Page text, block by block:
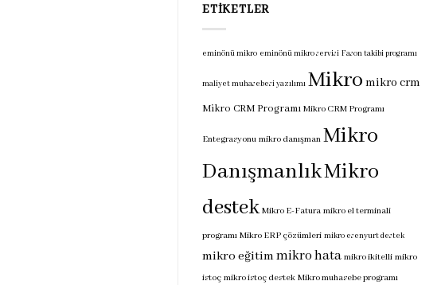
ETIKETLER
eminönü mikro eminönü mikro servisi Fason takibi programı
maliyet muhasebesi yazılımı Mikro mikro crm
Mikro CRM Programı Mikro CRM Programı
Entegrasyonu mikro danışman Mikro
DanışmanlıkMikro
destek Mikro E-Fatura mikro el terminali
programı Mikro ERP çözümleri mikro esenyurt destek
mikro eğitimmikro hata mikro ikitelli mikro
istoç mikro istoç destek Mikro muhasebe programı